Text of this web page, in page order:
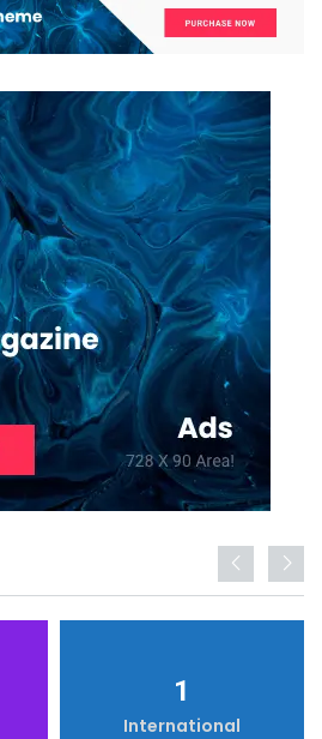
1
International